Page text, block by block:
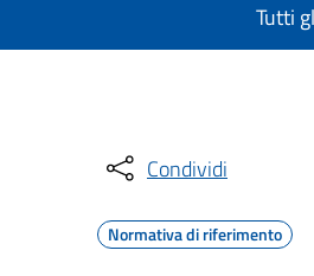
Tutti
Condividi
Normativa di riferimento